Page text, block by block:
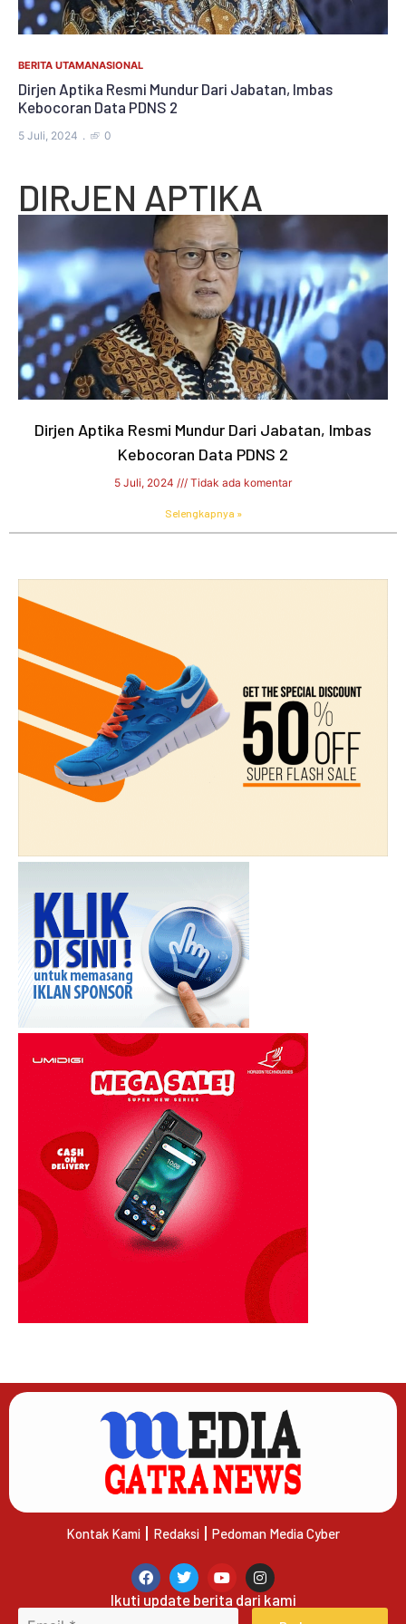
BERITA UTAMANASIONAL
Dirjen Aptika Resmi Mundur Dari Jabatan, Imbas
Kebocoran Data PDNS 2
5 Juli, 2024 0
DIRJEN APTIKA
Dirjen Aptika Resmi Mundur Dari Jabatan, Imbas
Kebocoran Data PDNS 2
5 Juli, 2024 Tidak ada komentar
Selengkapnya »
Kontak Kami Redaksi Pedoman Media Cyber
Ikuti update berita dari kami